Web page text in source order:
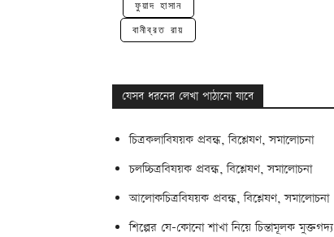
ফুয়াদ হাসান
বানীব্রত রায়
যেসব ধরনের লেখা পাঠানো যাবে
চিত্রকলাবিষয়ক প্রবন্ধ, বিশ্লেষণ, সমালোচনা
চলচ্চিত্রবিষয়ক প্রবন্ধ, বিশ্লেষণ, সমালোচনা
আলোকচিত্রবিষয়ক প্রবন্ধ, বিশ্লেষণ, সমালোচনা
শিল্পের যে-কোনো শাখা নিয়ে চিন্তামূলক মুক্তগদ্য